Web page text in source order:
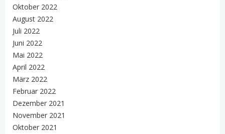
Oktober 2022
August 2022
Juli 2022
Juni 2022
Mai 2022
April 2022
März 2022
Februar 2022
Dezember 2021
November 2021
Oktober 2021